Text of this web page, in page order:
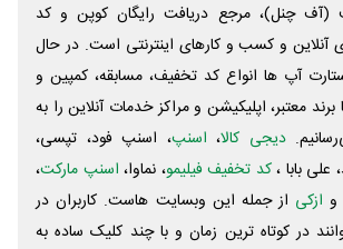
(آف چنل)، مرجع دریافت رایگان کوپن و کد
آنلاین و کسب و‌ کارهای اینترنتی است. در حال
آپ ها انواع کد تخفیف، مسابقه، کمپین و
معتبر، اپلیکیشن و مراکز خدمات آنلاین را به
دیجی کالا، اسنپ، اسنپ فود، تپسی،
بابا ،کد تخفیف فیلیمو، نماوا، اسنپ مارکت،
و ازکی از جمله این وبسایت ‌هاست. کاربران در
در کوتاه ترین زمان و با چند کلیک ساده به